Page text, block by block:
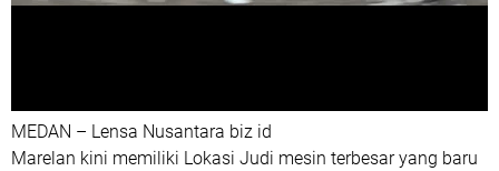
MEDAN – Lensa Nusantara biz id
Marelan kini memiliki Lokasi Judi mesin terbesar yang baru